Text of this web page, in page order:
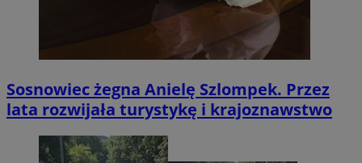
Sosnowiec żegna Anielę Szlompek. Przez
lata rozwijała turystykę i krajoznawstwo